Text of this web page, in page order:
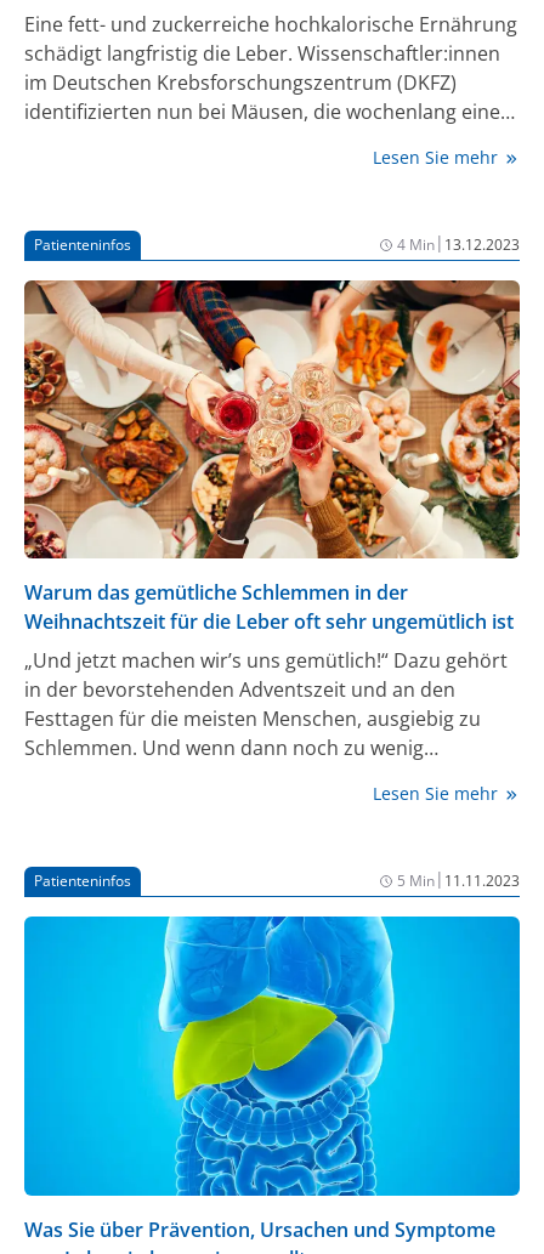
Eine fett- und zuckerreiche hochkalorische Ernährung
schädigt langfristig die Leber. Wissenschaftler:innen
im Deutschen Krebsforschungszentrum (DKFZ)
identifizierten nun bei Mäusen, die wochenlang einer
Veränderung der molekularen Signalwege der
Hepatozyten und korreliert mit dem Risiko von
Patient:innen, nach einer Operation ein
Leberversagen zu erleiden.
Lesen Sie mehr
Patienteninfos 4 Min| 13.12.2023
Warum das gemütliche Schlemmen in der
Weihnachtszeit für die Leber oft sehr ungemütlich ist
„Und jetzt machen wir’s uns gemütlich!“ Dazu gehört
in der bevorstehenden Adventszeit und an den
Festtagen für die meisten Menschen, ausgiebig zu
Schlemmen. Und wenn dann noch zu wenig
ungemütlich. Wie die kommenden Wochen auch ohne
Lebergesundheit genossen werden können, erklärt
die Deutsche Leberstiftung.
Lesen Sie mehr
Patienteninfos 5 Min| 11.11.2023
Was Sie über Prävention, Ursachen und Symptome